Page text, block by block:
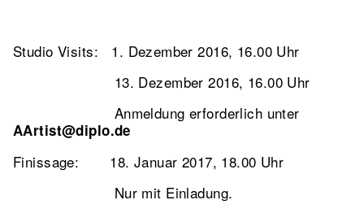
Studio Visits: 1. Dezember 2016, 16.00 Uhr
13. Dezember 2016, 16.00 Uhr
Anmeldung erforderlich unter
AArtist@diplo.de
Finissage: 18. Januar 2017, 18.00 Uhr
Nur mit Einladung.